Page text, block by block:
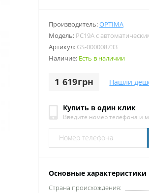
Производитель:OPTIMA
Модель: PC19A c
Артикул: GS-000008733
Наличие: Есть в наличии
1 619грн Нашли
Купить в один клик
Введите номер телефона и
Основные характеристики
Cтрана происхождения: